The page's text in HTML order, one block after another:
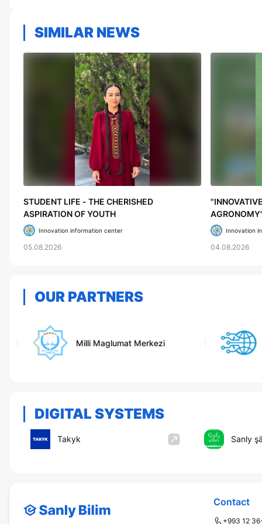
SIMILAR NEWS
STUDENT LIFE - THE CHERISHED
ASPIRATION OF YOUTH
Innovation information center
05.08.2026
HIGHER
Innovation
04.08.2026
OUR PARTNERS
Milli Maglumat Merkezi
DIGITAL SYSTEMS
Takyk Sanly
Contact
+993 12